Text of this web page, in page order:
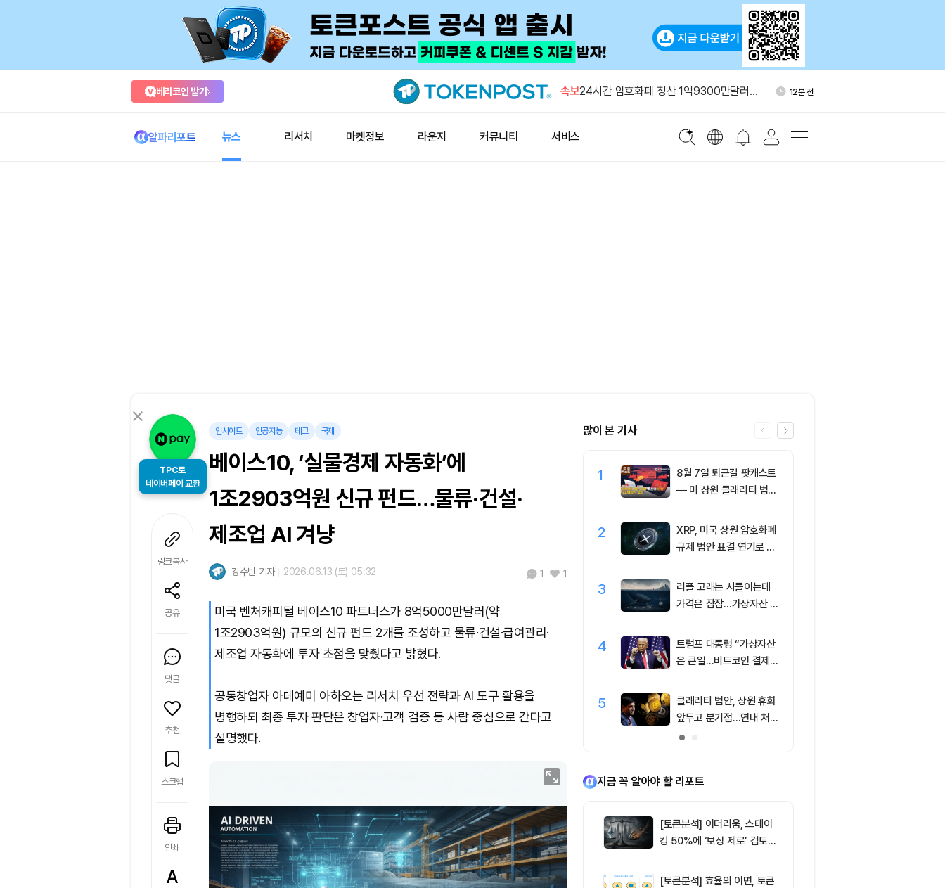
베리코인 받기 속보
하이퍼리퀴드, HYPE 누적 소각 4,757
24분 전
24시간 암호화폐 청산 1억9300만달러…
12분 전
알파리포트 뉴스 리서치 마켓정보 라운지 커뮤니티 서비스
TPC로
네이버페이 교환
링크복사
공유
댓글
추천
스크랩
인쇄
인사이트 인공지능 테크 국제
베이스10, ‘실물경제 자동화’에
1조2903억원 신규 펀드…물류·건설·
제조업 AI 겨냥
강수빈 기자 2026.06.13 (토) 05:32 1 1
미국 벤처캐피털 베이스10 파트너스가 8억5000만달러(약
1조2903억원) 규모의 신규 펀드 2개를 조성하고 물류·건설·급여관리·
제조업 자동화에 투자 초점을 맞췄다고 밝혔다.
공동창업자 아데예미 아하오는 리서치 우선 전략과 AI 도구 활용을
병행하되 최종 투자 판단은 창업자·고객 검증 등 사람 중심으로 간다고
설명했다.
많이 본 기사
1
8월 7일 퇴근길 팟캐스트
— 미 상원 클래리티 법안
F 3일 연속 유입
2
XRP, 미국 상원 암호화폐
규제 법안 표결 연기로 급
3
리플 고래는 사들이는데
가격은 잠잠…가상자산 바
4
트럼프 대통령 “가상자산
은 큰일…비트코인 결제
5
클래리티 법안, 상원 휴회
앞두고 분기점…연내 처리
불투명
지금 꼭 알아야 할 리포트
[토큰분석] 이더리움, 스테이
킹 50%에 ‘보상 제로’ 검토…
역행인가
[토큰분석] 효율의 이면, 토큰